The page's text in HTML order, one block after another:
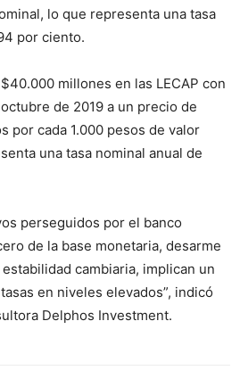
lo que representa una tasa
por ciento.
millones en las LECAP con
de 2019 a un precio de
por cada 1.000 pesos de valor
una tasa nominal anual de
perseguidos por el banco
de la base monetaria, desarme
cambiaria, implican un
en niveles elevados”, indicó
Delphos Investment.